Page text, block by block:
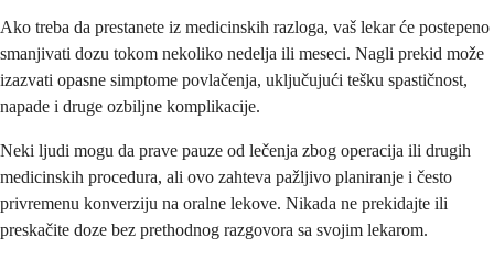
Ako treba da prestanete iz medicinskih razloga, vaš lekar će postepeno
smanjivati dozu tokom nekoliko nedelja ili meseci. Nagli prekid može
izazvati opasne simptome povlačenja, uključujući tešku spastičnost,
napade i druge ozbiljne komplikacije.
Neki ljudi mogu da prave pauze od lečenja zbog operacija ili drugih
medicinskih procedura, ali ovo zahteva pažljivo planiranje i često
privremenu konverziju na oralne lekove. Nikada ne prekidajte ili
preskačite doze bez prethodnog razgovora sa svojim lekarom.